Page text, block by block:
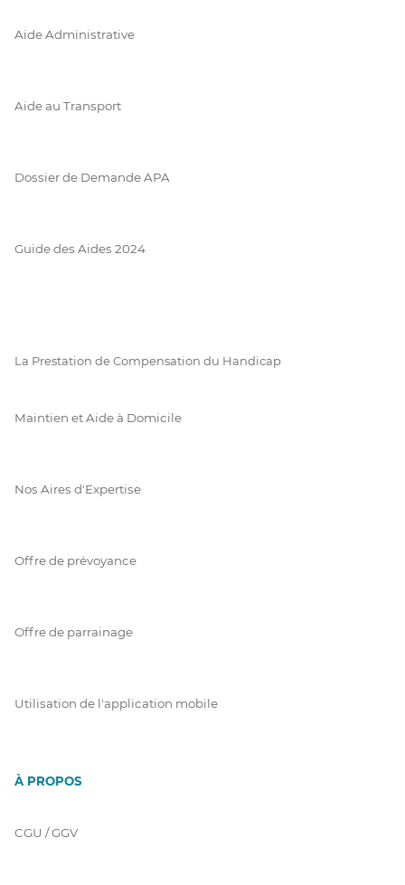
Aide Administrative
Aide au Transport
Dossier de Demande APA
Guide des Aides 2024
La Prestation de Compensation du Handicap
Maintien et Aide à Domicile
Nos Aires d'Expertise
Offre de prévoyance
Offre de parrainage
Utilisation de l'application mobile
À PROPOS
CGU / GGV